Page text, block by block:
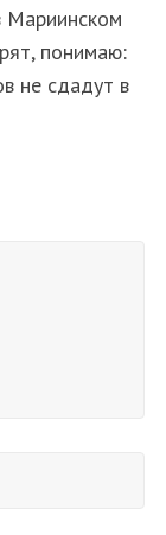
Мариинском
понимаю:
не сдадут в